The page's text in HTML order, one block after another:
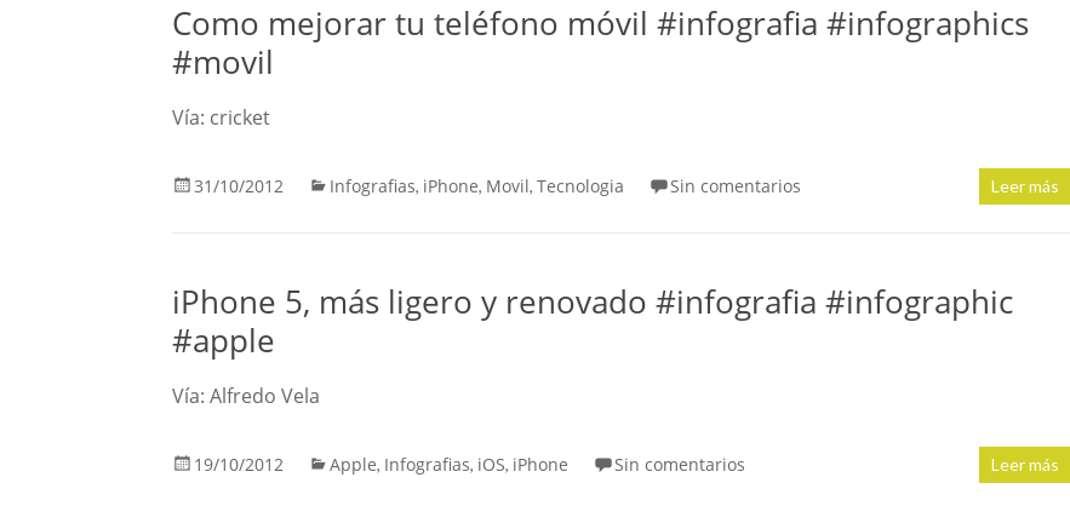
Como mejorar tu teléfono móvil #infografia #infographics
#movil
Vía: cricket
31/10/2012 Infografias, iPhone, Movil, Tecnologia Sin comentarios Leer más
iPhone 5, más ligero y renovado #infografia #infographic
#apple
Vía: Alfredo Vela
19/10/2012 Apple, Infografias, iOS, iPhone Sin comentarios Leer más